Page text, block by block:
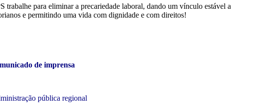
trabalhe para eliminar a precariedade laboral, dando um vínculo estável a
e permitindo uma vida com dignidade e com direitos!
de imprensa
pública regional